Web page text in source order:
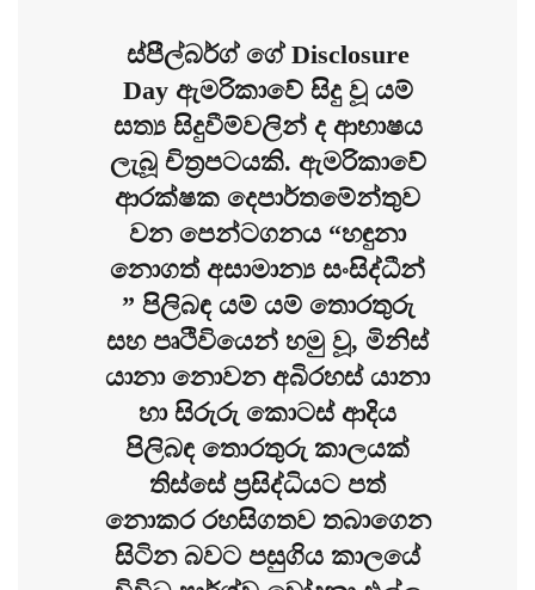
ස්පීල්බර්ග් ගේ Disclosure
Day ඇමරිකාවේ සිදු වූ යම්
සත්‍ය සිදුවීම්වලින් ද ආභාෂය
ලැබූ චිත්‍රපටයකි. ඇමරිකාවේ
ආරක්ෂක දෙපාර්තමේන්තුව
වන පෙන්ටගනය “හඳුනා
නොගත් අසාමාන්‍ය සංසිද්ධීන්
” පිලිබඳ යම් යම් තොරතුරු
සහ පෘථිවියෙන් හමු වූ, මිනිස්
යානා නොවන අබිරහස් යානා
හා සිරුරු කොටස් ආදිය
පිලිබඳ තොරතුරු කාලයක්
තිස්සේ ප්‍රසිද්ධියට පත්
නොකර රහසිගතව තබාගෙන
සිටින බවට පසුගිය කාලයේ